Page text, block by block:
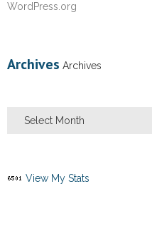
WordPress.org
Archives Archives
View My Stats